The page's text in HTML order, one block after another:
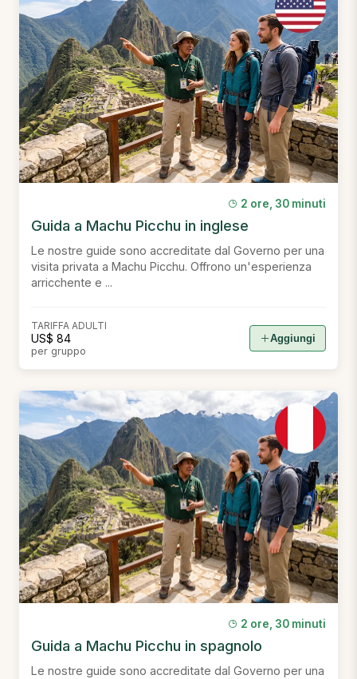
2 ore, 30 minuti
Guida a Machu Picchu in inglese
Le nostre guide sono accreditate dal Governo per una
visita privata a Machu Picchu. Offrono un'esperienza
arricchente e ...
TARIFFA ADULTI
US$ 84
per gruppo
Aggiungi
2 ore, 30 minuti
Guida a Machu Picchu in spagnolo
Le nostre guide sono accreditate dal Governo per una